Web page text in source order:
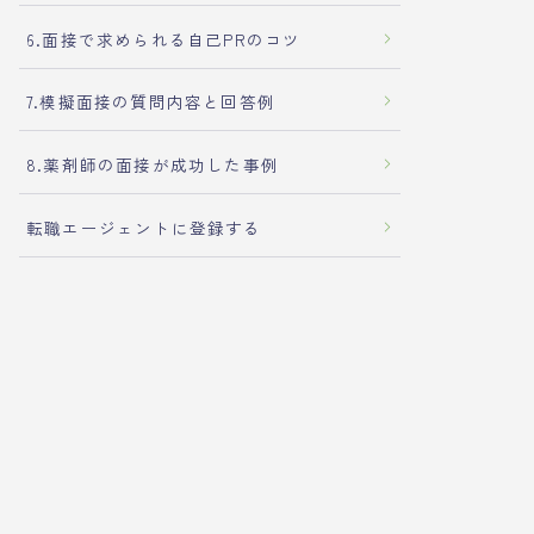
6.面接で求められる自己PRのコツ
7.模擬面接の質問内容と回答例
8.薬剤師の面接が成功した事例
転職エージェントに登録する